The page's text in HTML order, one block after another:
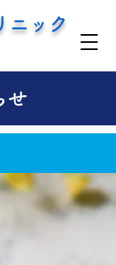
ニック
せ